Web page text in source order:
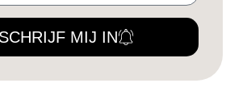
SCHRIJF MIJ IN